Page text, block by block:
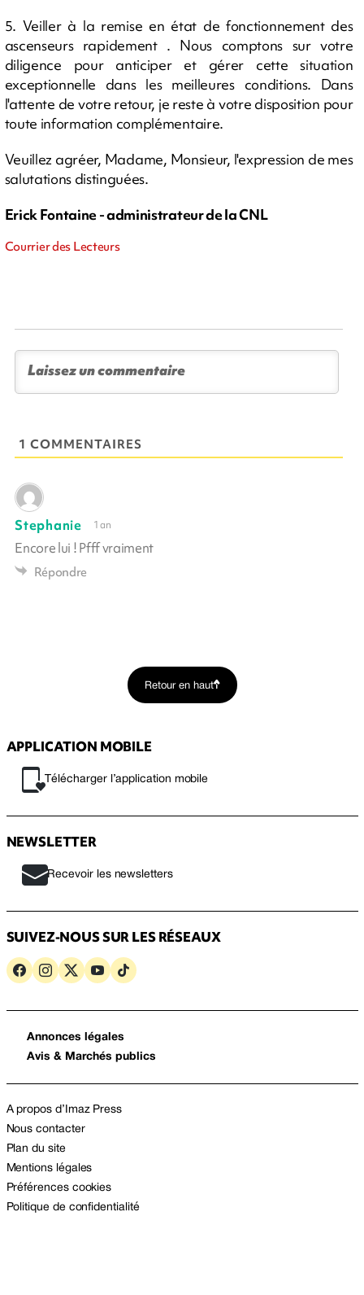
5. Veiller à la remise en état de fonctionnement des
ascenseurs rapidement . Nous comptons sur votre
diligence pour anticiper et gérer cette situation
exceptionnelle dans les meilleures conditions. Dans
l'attente de votre retour, je reste à votre disposition pour
toute information complémentaire.
Veuillez agréer, Madame, Monsieur, l'expression de mes
salutations distinguées.
Erick Fontaine - administrateur de la CNL
Courrier des Lecteurs
1 COMMENTAIRES
Stephanie 1 an
Encore lui ! Pfff vraiment
Répondre
Retour en haut
APPLICATION MOBILE
Télécharger l’application mobile
NEWSLETTER
Recevoir les newsletters
SUIVEZ-NOUS SUR LES RÉSEAUX
Annonces légales
Avis & Marchés publics
A propos d’Imaz Press
Nous contacter
Plan du site
Mentions légales
Préférences cookies
Politique de confidentialité